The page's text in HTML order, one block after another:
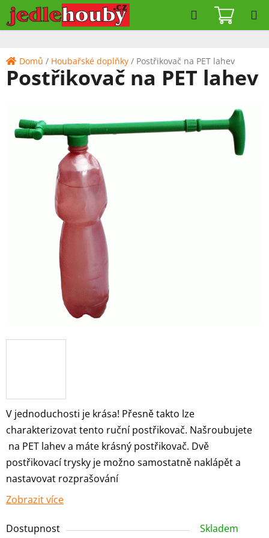
Přejít
na
obsah
Hledat
KOŠÍK
Domů / Houbařské doplňky / Postřikovač na PET lahev
V jednoduchosti je krása! Přesně takto lze
charakterizovat tento ruční postřikovač. Našroubujete
na PET lahev a máte krásný postřikovač. Dvě
postřikovací trysky je možno samostatně naklápět a
nastavovat rozprašování
Zobrazit více
Dostupnost
Skladem
Postřikovač na PET lahev